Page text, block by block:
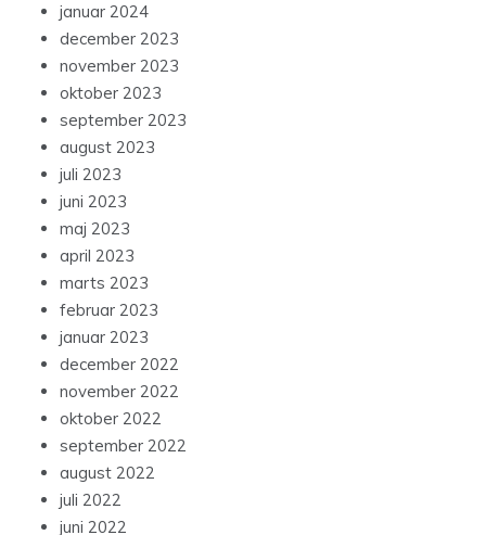
januar 2024
december 2023
november 2023
oktober 2023
september 2023
august 2023
juli 2023
juni 2023
maj 2023
april 2023
marts 2023
februar 2023
januar 2023
december 2022
november 2022
oktober 2022
september 2022
august 2022
juli 2022
juni 2022